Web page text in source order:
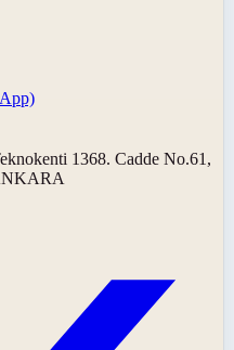
1368. Cadde No.61,